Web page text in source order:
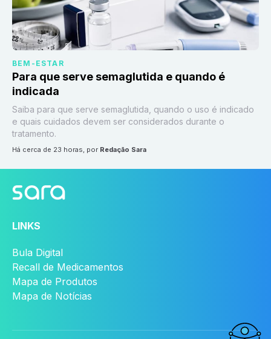
BEM-ESTAR
Para que serve semaglutida e quando é
indicada
Saiba para que serve semaglutida, quando o uso é indicado
e quais cuidados devem ser considerados durante o
tratamento.
há cerca de 23 horas, por Redação Sara
LINKS
Bula Digital
Recall de Medicamentos
Mapa de Produtos
Mapa de Notícias